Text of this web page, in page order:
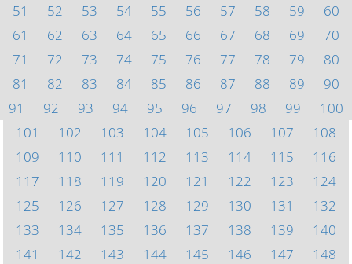
51
52 53 54 55 56 57 58 59
60
61
62 63 64 65 66 67 68 69
70
71
72 73 74 75 76 77 78 79
80
81
82 83 84 85 86 87 88 89
90
91
92 93 94 95 96 97 98 99
100
101
102 103 104 105 106 107
108
109
110 111 112 113 114 115
116
117
118 119 120 121 122 123
124
125
126 127 128 129 130 131
132
133
134 135 136 137 138 139
140
141
142 143 144 145 146 147
148